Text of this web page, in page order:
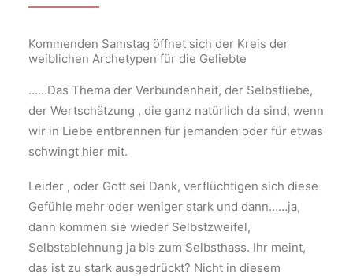
Kommenden Samstag öffnet sich der Kreis der
weiblichen Archetypen für die Geliebte
……Das Thema der Verbundenheit, der Selbstliebe,
der Wertschätzung , die ganz natürlich da sind, wenn
wir in Liebe entbrennen für jemanden oder für etwas
schwingt hier mit.
Leider , oder Gott sei Dank, verflüchtigen sich diese
Gefühle mehr oder weniger stark und dann……ja,
dann kommen sie wieder Selbstzweifel,
Selbstablehnung ja bis zum Selbsthass. Ihr meint,
das ist zu stark ausgedrückt? Nicht in diesem